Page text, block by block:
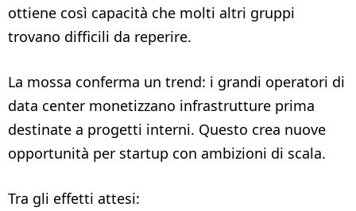
ottiene così capacità che molti altri gruppi
trovano difficili da reperire.
La mossa conferma un trend: i grandi operatori di
data center monetizzano infrastrutture prima
destinate a progetti interni. Questo crea nuove
opportunità per startup con ambizioni di scala.
Tra gli effetti attesi: